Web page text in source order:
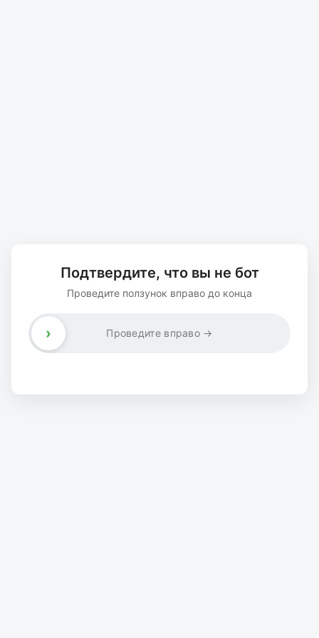
Подтвердите, что вы не бот
Проведите ползунок вправо до конца
Проведите вправо →
›